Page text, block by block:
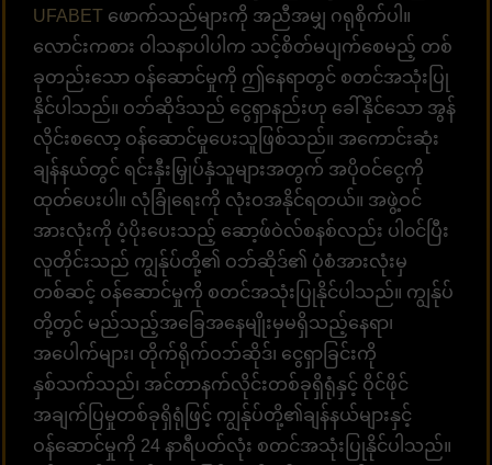
UFABET ဖောက်သည်များကို အညီအမျှ ဂရုစိုက်ပါ။
လောင်းကစား ဝါသနာပါပါက သင့်စိတ်မပျက်စေမည့် တစ်
ခုတည်းသော ဝန်ဆောင်မှုကို ဤနေရာတွင် စတင်အသုံးပြု
နိုင်ပါသည်။ ဝဘ်ဆိုဒ်သည် ငွေရှာနည်းဟု ခေါ်နိုင်သော အွန်
လိုင်းစလော့ ဝန်ဆောင်မှုပေးသူဖြစ်သည်။ အကောင်းဆုံး
ချန်နယ်တွင် ရင်းနှီးမြှုပ်နှံသူများအတွက် အပိုဝင်ငွေကို
ထုတ်ပေးပါ။ လုံခြုံရေးကို လုံးဝအနိုင်ရတယ်။ အဖွဲ့ဝင်
အားလုံးကို ပံ့ပိုးပေးသည့် ဆော့ဖ်ဝဲလ်စနစ်လည်း ပါ၀င်ပြီး
လူတိုင်းသည် ကျွန်ုပ်တို့၏ ဝဘ်ဆိုဒ်၏ ပုံစံအားလုံးမှ
တစ်ဆင့် ဝန်ဆောင်မှုကို စတင်အသုံးပြုနိုင်ပါသည်။ ကျွန်ုပ်
တို့တွင် မည်သည့်အခြေအနေမျိုးမှမရှိသည့်နေရာ၊
အပေါက်များ၊ တိုက်ရိုက်ဝဘ်ဆိုဒ်၊ ငွေရှာခြင်းကို
နှစ်သက်သည်၊ အင်တာနက်လိုင်းတစ်ခုရှိရုံနှင့် ဝိုင်ဖိုင်
အချက်ပြမှုတစ်ခုရှိရုံဖြင့် ကျွန်ုပ်တို့၏ချန်နယ်များနှင့်
ဝန်ဆောင်မှုကို 24 နာရီပတ်လုံး စတင်အသုံးပြုနိုင်ပါသည်။